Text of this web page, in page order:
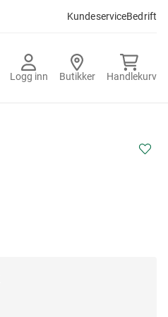
KundeserviceBedrift
Logg inn Butikker Handlekurv